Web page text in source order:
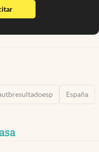
abre en nueva pestaña
España